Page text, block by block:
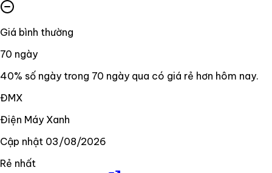
Giá bình thường
70 ngày
40% số ngày trong 70 ngày qua có giá rẻ hơn hôm nay.
ĐMX
Điện Máy Xanh
Cập nhật 03/08/2026
Rẻ nhất